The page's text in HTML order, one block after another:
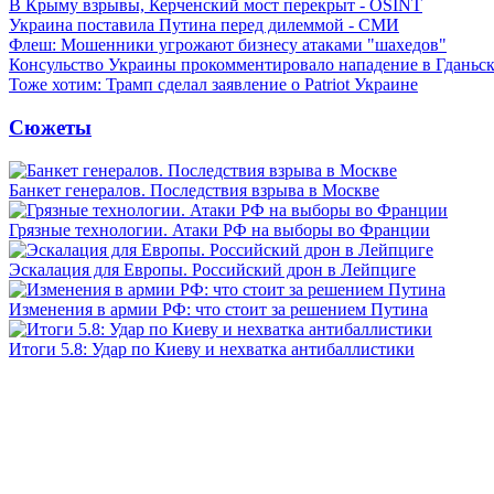
В Крыму взрывы, Керченский мост перекрыт - OSINT
Украина поставила Путина перед дилеммой - СМИ
Флеш: Мошенники угрожают бизнесу атаками "шахедов"
Консульство Украины прокомментировало нападение в
Тоже хотим: Трамп сделал заявление о Patriot Украине
Сюжеты
Банкет генералов. Последствия взрыва в Москве
Грязные технологии. Атаки РФ на выборы во Франции
Эскалация для Европы. Российский дрон в Лейпциге
Изменения в армии РФ: что стоит за решением Путина
Итоги 5.8: Удар по Киеву и нехватка антибаллистики